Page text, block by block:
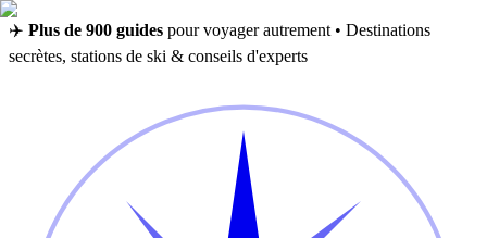
✈️ Plus de 900 guides pour voyager autrement • Destinations
secrètes, stations de ski & conseils d'experts